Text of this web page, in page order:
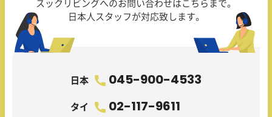
スックリビングへのお問い合わせはこちらまで。
日本人スタッフが対応致します。
日本 045-900-4533
タイ 02-117-9611